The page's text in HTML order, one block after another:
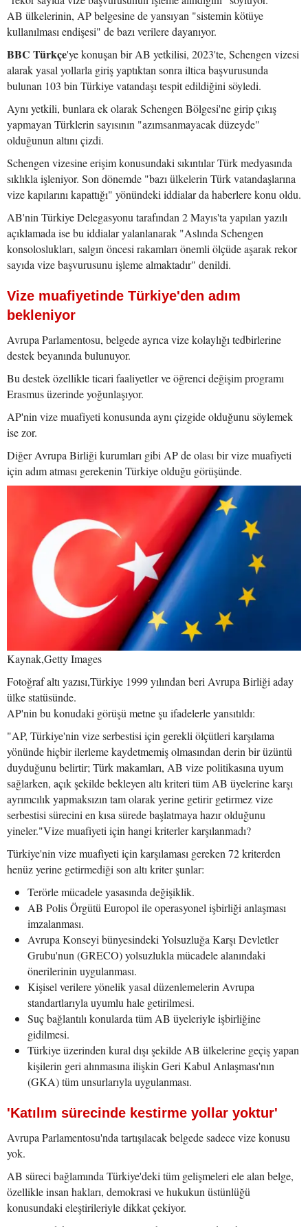
AB ülkelerinin, AP belgesine de yansıyan "sistemin kötüye
kullanılması endişesi" de bazı verilere dayanıyor.
BBC Türkçe'ye konuşan bir AB yetkilisi, 2023'te, Schengen vizesi
alarak yasal yollarla giriş yaptıktan sonra iltica başvurusunda
bulunan 103 bin Türkiye vatandaşı tespit edildiğini söyledi.
Aynı yetkili, bunlara ek olarak Schengen Bölgesi'ne girip çıkış
yapmayan Türklerin sayısının "azımsanmayacak düzeyde"
olduğunun altını çizdi.
Schengen vizesine erişim konusundaki sıkıntılar Türk medyasında
sıklıkla işleniyor. Son dönemde "bazı ülkelerin Türk vatandaşlarına
vize kapılarını kapattığı" yönündeki iddialar da haberlere konu oldu.
AB'nin Türkiye Delegasyonu tarafından 2 Mayıs'ta yapılan yazılı
açıklamada ise bu iddialar yalanlanarak "Aslında Schengen
konsoloslukları, salgın öncesi rakamları önemli ölçüde aşarak rekor
sayıda vize başvurusunu işleme almaktadır" denildi.
Vize muafiyetinde Türkiye'den adım
bekleniyor
Avrupa Parlamentosu, belgede ayrıca vize kolaylığı tedbirlerine
destek beyanında bulunuyor.
Bu destek özellikle ticari faaliyetler ve öğrenci değişim programı
Erasmus üzerinde yoğunlaşıyor.
AP'nin vize muafiyeti konusunda aynı çizgide olduğunu söylemek
ise zor.
Diğer Avrupa Birliği kurumları gibi AP de olası bir vize muafiyeti
için adım atması gerekenin Türkiye olduğu görüşünde.
Kaynak,Getty Images
Fotoğraf altı yazısı,Türkiye 1999 yılından beri Avrupa Birliği aday
ülke statüsünde.
AP'nin bu konudaki görüşü metne şu ifadelerle yansıtıldı:
"AP, Türkiye'nin vize serbestisi için gerekli ölçütleri karşılama
yönünde hiçbir ilerleme kaydetmemiş olmasından derin bir üzüntü
duyduğunu belirtir; Türk makamları, AB vize politikasına uyum
sağlarken, açık şekilde bekleyen altı kriteri tüm AB üyelerine karşı
ayrımcılık yapmaksızın tam olarak yerine getirir getirmez vize
serbestisi sürecini en kısa sürede başlatmaya hazır olduğunu
yineler."Vize muafiyeti için hangi kriterler karşılanmadı?
Türkiye'nin vize muafiyeti için karşılaması gereken 72 kriterden
henüz yerine getirmediği son altı kriter şunlar:
Terörle mücadele yasasında değişiklik.
AB Polis Örgütü Europol ile operasyonel işbirliği anlaşması
imzalanması.
Avrupa Konseyi bünyesindeki Yolsuzluğa Karşı Devletler
Grubu'nun (GRECO) yolsuzlukla mücadele alanındaki
önerilerinin uygulanması.
Kişisel verilere yönelik yasal düzenlemelerin Avrupa
standartlarıyla uyumlu hale getirilmesi.
Suç bağlantılı konularda tüm AB üyeleriyle işbirliğine
gidilmesi.
Türkiye üzerinden kural dışı şekilde AB ülkelerine geçiş yapan
kişilerin geri alınmasına ilişkin Geri Kabul Anlaşması'nın
(GKA) tüm unsurlarıyla uygulanması.
'Katılım sürecinde kestirme yollar yoktur'
Avrupa Parlamentosu'nda tartışılacak belgede sadece vize konusu
yok.
AB süreci bağlamında Türkiye'deki tüm gelişmeleri ele alan belge,
özellikle insan hakları, demokrasi ve hukukun üstünlüğü
konusundaki eleştirileriyle dikkat çekiyor.